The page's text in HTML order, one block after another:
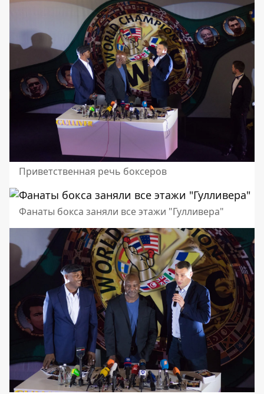
Приветственная речь боксеров
Фанаты бокса заняли все этажи "Гулливера"